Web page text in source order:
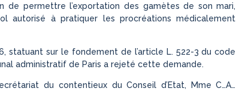
permettre l’exportation des gamètes de son mari,
autorisé à pratiquer les procréations médicalement
statuant sur le fondement de l’article L. 522-3 du code
administratif de Paris a rejeté cette demande.
du contentieux du Conseil d’Etat, Mme C…A…